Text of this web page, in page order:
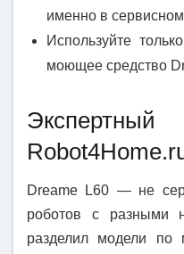
именно в
Используйте
моющее средство
Dreame L60 — не
роботов с разными
разделил модели по